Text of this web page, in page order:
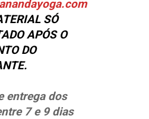
SÓ
APÓS O
DO
entrega dos
7 e 9 dias